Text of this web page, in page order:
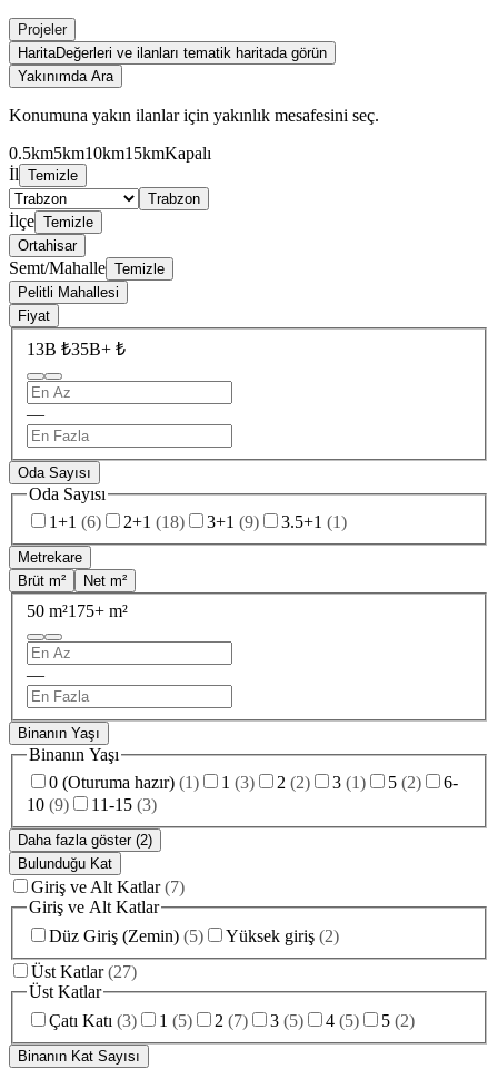
Projeler
HaritaDeğerleri ve ilanları tematik haritada görün
Yakınımda Ara
Konumuna yakın ilanlar için yakınlık mesafesini seç.
0.5km5km10km15kmKapalı
İl Temizle
Trabzon
İlçe Temizle
Ortahisar
Semt/Mahalle Temizle
Pelitli Mahallesi
Fiyat
13B ₺35B+ ₺
—
Oda Sayısı
Oda Sayısı
1+1 (6) 2+1 (18) 3+1 (9) 3.5+1 (1)
Metrekare
Brüt m²
Net m²
50 m²175+ m²
—
Binanın Yaşı
Binanın Yaşı
0 (Oturuma hazır) (1) 1 (3) 2 (2) 3 (1) 5 (2)
6-
10 (9) 11-15 (3)
Daha fazla göster (2)
Bulunduğu Kat
Giriş ve Alt Katlar (7)
Giriş ve Alt Katlar
Düz Giriş (Zemin) (5) Yüksek giriş (2)
Üst Katlar (27)
Üst Katlar
Çatı Katı (3) 1 (5) 2 (7) 3 (5) 4 (5) 5 (2)
Binanın Kat Sayısı